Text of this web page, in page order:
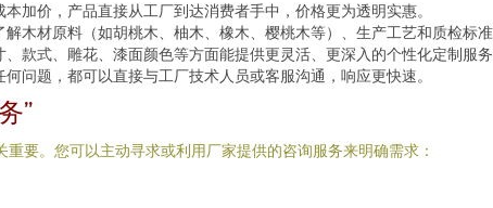
加价，产品直接从工厂到达消费者手中，价格更为透明实惠。
木材原料（如胡桃木、柚木、橡木、樱桃木等）、生产工艺和质检标
款式、雕花、漆面颜色等方面能提供更灵活、更深入的个性化定制服务
问题，都可以直接与工厂技术人员或客服沟通，响应更快速。
”
要。您可以主动寻求或利用厂家提供的咨询服务来明确需求：